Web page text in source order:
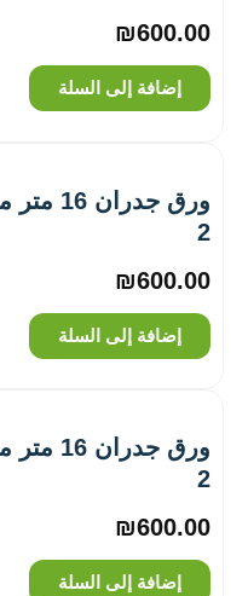
₪600.00
إضافة إلى السلة
2
₪600.00
إضافة إلى السلة
2
₪600.00
إضافة إلى السلة